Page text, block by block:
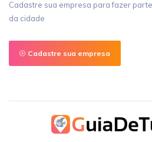
Cadastre sua empresa para fazer
da cidade
Cadastre sua empresa